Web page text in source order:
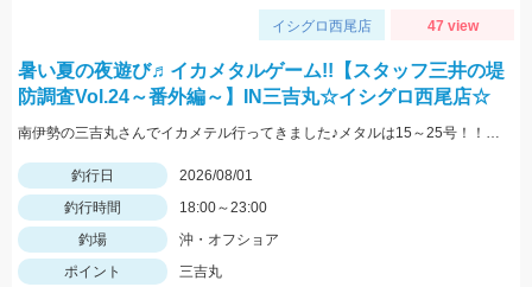
イシグロ西尾店 47 view
暑い夏の夜遊び♬イカメタルゲーム!!【スタッフ三井の堤
防調査Vol.24～番外編～】IN三吉丸☆イシグロ西尾店☆
南伊勢の三吉丸さんでイカメテル行ってきました♪メタルは15～25号！！ヒットカラーは定番の赤緑、オレンジブラックゼブラ、ケイムラブルーなどに好反応♬マイカのサイズも大きくなってきており数、型ともに狙える今がベストタイミングです!(^^)!
釣行日
2026/08/01
釣行時間
18:00～23:00
釣場
沖・オフショア
ポイント
三吉丸